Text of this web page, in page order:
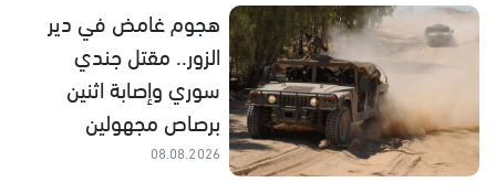
هجوم غامض في دير
الزور.. مقتل جندي
سوري وإصابة اثنين
برصاص مجهولين
08.08.2026